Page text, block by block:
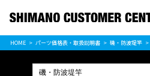
パーツ価格表
PARTS LIST
HOME パーツ価格表・取扱説明書 磯・防波堤竿